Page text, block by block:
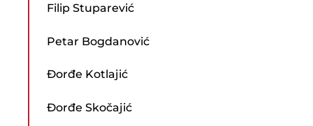
Filip Stuparević
Petar Bogdanović
Đorđe Kotlajić
Đorđe Skočajić